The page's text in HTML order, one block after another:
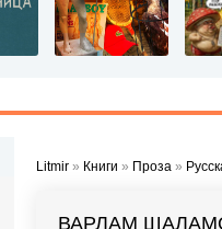
Litmir » Книги » Проза »
ВАРЛАМ